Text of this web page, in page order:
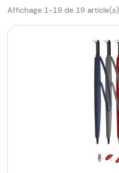
Affichage 1-19 de 19 article(s)